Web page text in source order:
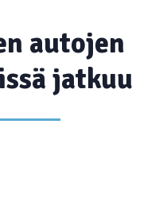
autojen
jatkuu